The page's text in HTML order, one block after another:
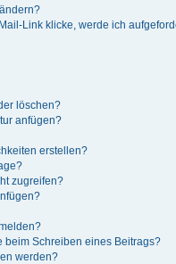
Link klicke, werde ich
löschen?
anfügen?
erstellen?
zugreifen?
beim Schreiben eines Beitrags?
werden?